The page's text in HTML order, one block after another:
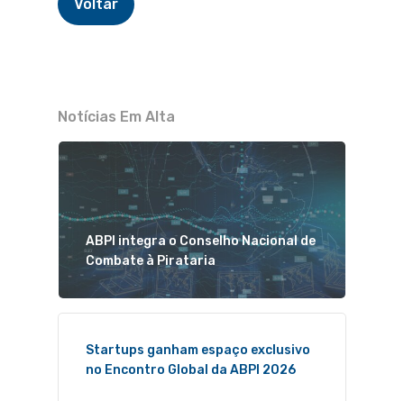
Voltar
Notícias Em Alta
ABPI integra o Conselho Nacional de
Combate à Pirataria
Startups ganham espaço exclusivo
no Encontro Global da ABPI 2026